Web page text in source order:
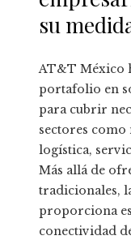
su
AT&T México
portafolio en
para cubrir
sectores
logística,
Más allá de
tradicionales,
proporciona
conectividad